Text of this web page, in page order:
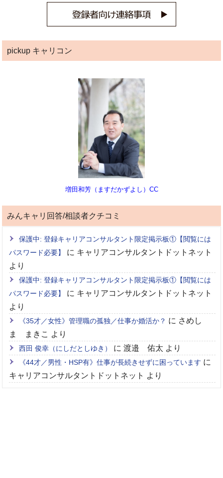
pickup キャリコン
増田和芳（ますだかずよし）CC
みんキャリ回答/相談者クチコミ
保護中: 登録キャリアコンサルタント限定掲示板①【閲覧には
パスワード必要】
に キャリアコンサルタントドットネット
より
保護中: 登録キャリアコンサルタント限定掲示板①【閲覧には
パスワード必要】
に キャリアコンサルタントドットネット
より
《35才／女性》管理職の孤独／仕事か婚活か？ に さめし
ま まきこ より
西田 俊幸（にしだとしゆき） に渡邉 佑太 より
《44才／男性・HSP有》仕事が長続きせずに困っています に
キャリアコンサルタントドットネット より